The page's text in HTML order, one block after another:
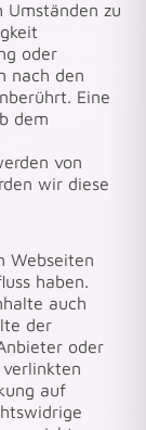
Umständen zu
oder
nach den
Eine
dem
von
wir diese
Webseiten
haben.
auch
der
oder
auf